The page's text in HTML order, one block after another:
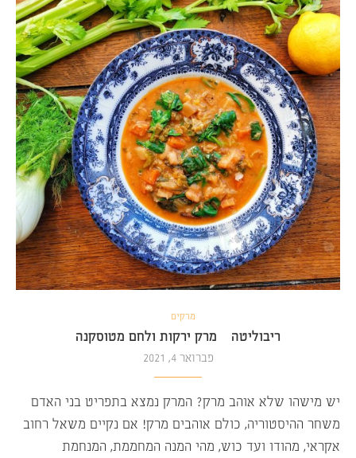
מרקים
ריבוליטה – מרק ירקות ולחם מטוסקנה
פברואר 4, 2021
יש מישהו שלא אוהב מרק? המרק נמצא בתפריט בני האדם
משחר ההיסטוריה, כולם אוהבים מרק! אם נקיים משאל רחוב
אקראי, מהודו ועד כוש, מהי המנה המחממת, המנחמת